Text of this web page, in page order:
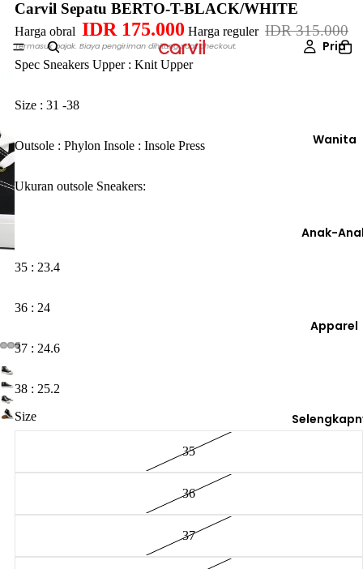
Pria
Wanita
Anak-
Apparel
Carvil Sepatu BERTO-T-BLACK/WHITE
Harga obral IDR 175.000 Harga reguler IDR 315.000
Termasuk pajak. Biaya pengiriman dihitung saat checkout.
Spec Sneakers Upper : Knit Upper
Size : 31 -38
Outsole : Phylon Insole : Insole Press
Ukuran outsole Sneakers:
35 : 23.4
36 : 24
37 : 24.6
38 : 25.2
Size
35
36
37